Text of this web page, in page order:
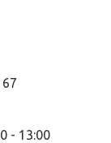
- 13:00